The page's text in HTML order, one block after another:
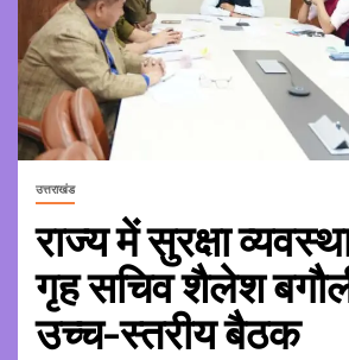
उत्तराखंड
राज्य में सुरक्षा
गृह सचिव शैलेश
उच्च-स्तरीय बैठक